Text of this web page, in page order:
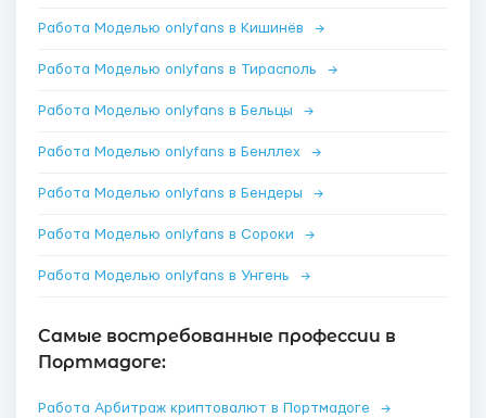
Работа Моделью onlyfans в Кишинёв →
Работа Моделью onlyfans в Тирасполь →
Работа Моделью onlyfans в Бельцы →
Работа Моделью onlyfans в Бенллех →
Работа Моделью onlyfans в Бендеры →
Работа Моделью onlyfans в Сороки →
Работа Моделью onlyfans в Унгень →
Самые востребованные профессии в
Портмадоге:
Работа Арбитраж криптовалют в Портмадоге →